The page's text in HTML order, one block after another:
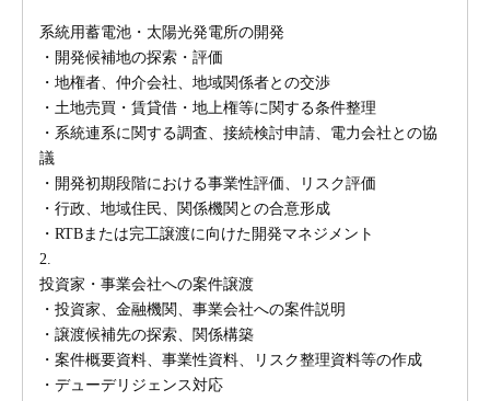
系統用蓄電池・太陽光発電所の開発
・開発候補地の探索・評価
・地権者、仲介会社、地域関係者との交渉
・土地売買・賃貸借・地上権等に関する条件整理
・系統連系に関する調査、接続検討申請、電力会社との協
議
・開発初期段階における事業性評価、リスク評価
・行政、地域住民、関係機関との合意形成
・RTBまたは完工譲渡に向けた開発マネジメント
2.
投資家・事業会社への案件譲渡
・投資家、金融機関、事業会社への案件説明
・譲渡候補先の探索、関係構築
・案件概要資料、事業性資料、リスク整理資料等の作成
・デューデリジェンス対応